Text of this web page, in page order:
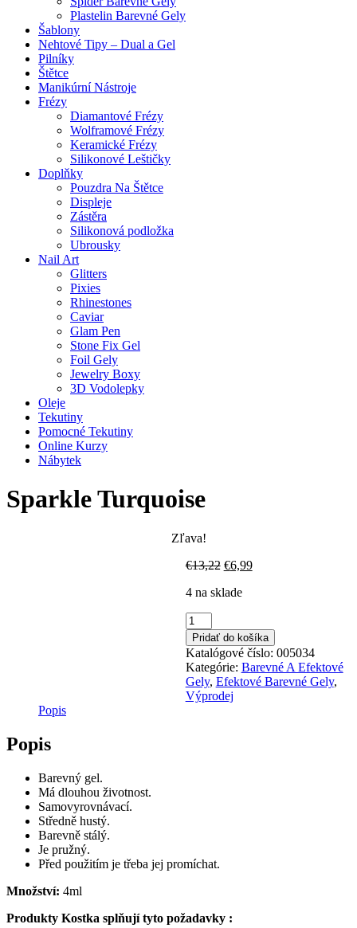
Plastelin Barevné Gely
Šablony
Nehtové Tipy – Dual a Gel
Pilníky
Štětce
Manikúrní Nástroje
Frézy
Diamantové Frézy
Wolframové Frézy
Keramické Frézy
Silikonové Leštičky
Doplňky
Pouzdra Na Štětce
Displeje
Zástěra
Silikonová podložka
Ubrousky
Nail Art
Glitters
Pixies
Rhinestones
Caviar
Glam Pen
Stone Fix Gel
Foil Gely
Jewelry Boxy
3D Vodolepky
Oleje
Tekutiny
Pomocné Tekutiny
Online Kurzy
Nábytek
Sparkle Turquoise
Zľava!
€13,22 Pôvodná
bola:
€6,99Aktuálna
4 na sklade
množstvo
Sparkle
Turquoise
Pridať do košíka
Katalógové číslo: 005034
Kategórie: Barevné A Efektové
Gely, Efektové Barevné Gely,
Výprodej
Popis
Popis
Barevný gel.
Má dlouhou životnost.
Samovyrovnávací.
Středně hustý.
Barevně stálý.
Je pružný.
Před použitím je třeba jej promíchat.
Množství: 4ml
Produkty Kostka splňují tyto požadavky :